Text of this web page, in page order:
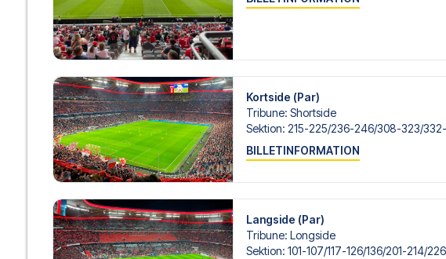
passer dig bedst. Hvis du foretrækker et specifikt hotel, som vi ikke tilbyder,
gøre.
Vi tilbyder fodboldpakker til Bayern München både med og uden fly, så du
flyplanlægningen, hvis du ønsker dette.
Hvis du derimod vælger en af vores komplette pakker inklusive fly, vil du
om check-in procedurer og flydetaljer sammen med dine rejsedokumenter,
og fokusere på at nyde fodboldoplevelsen.
Sikker booking og personlig service
Din sikkerhed og oplevelse er vores højeste prioritet. Vi sørger for en
din fodboldpakke og står klar med personlig service både før og under
Er du klar til at rejse til Munich og opleve stjernerne fra Bayern München på
i dag, og lad os hjælpe dig med at realisere din drøm om en fodboldtur.
Kortside (Par)
Tribune: Shortside
Sektion: 215-225/​236-246/​308-323/​
BILLETINFORMATION
Langside (Par)
Tribune: Longside
Sektion: 101-107/​117-126/​136/​201-214/​